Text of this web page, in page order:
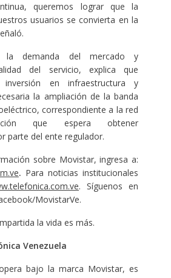
queremos lograr que la
usuarios se convierta en la
la demanda del mercado y
del servicio, explica que
en infraestructura y
la ampliación de la banda
correspondiente a la red
que espera obtener
parte del ente regulador.
sobre Movistar, ingresa a:
. Para noticias institucionales
. Síguenos en
MovistarVe.
la vida es más.
Venezuela
bajo la marca Movistar, es